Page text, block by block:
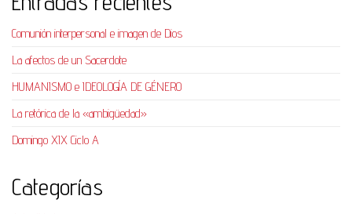
Comunión interpersonal e imagen de Dios
La afectos de un Sacerdote
HUMANISMO e IDEOLOGÍA DE GÉNERO
La retórica de la «ambigüedad»
Domingo XIX Ciclo A
Categorías